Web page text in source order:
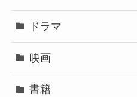
ドラマ
映画
書籍